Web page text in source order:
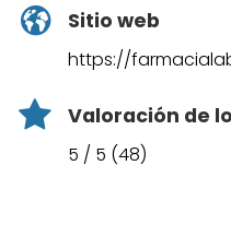
Sitio web
https://
Valoración de
5 / 5 (48)